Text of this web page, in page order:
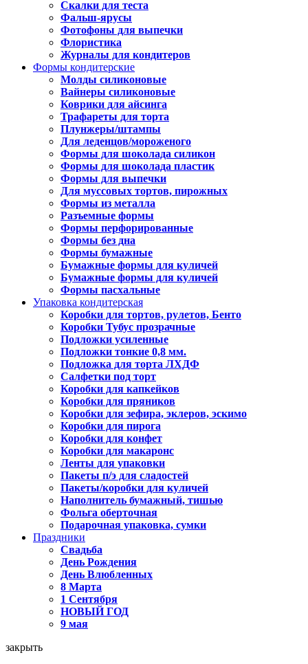
Скалки для теста
Фальш-ярусы
Фотофоны для выпечки
Флористика
Журналы для кондитеров
Формы кондитерские
Молды силиконовые
Вайнеры силиконовые
Коврики для айсинга
Трафареты для торта
Плунжеры/штампы
Для леденцов/мороженого
Формы для шоколада силикон
Формы для шоколада пластик
Формы для выпечки
Для муссовых тортов, пирожных
Формы из металла
Разъемные формы
Формы перфорированные
Формы без дна
Формы бумажные
Бумажные формы для куличей
Бумажные формы для куличей
Формы пасхальные
Упаковка кондитерская
Коробки для тортов, рулетов, Бенто
Коробки Тубус прозрачные
Подложки усиленные
Подложки тонкие 0,8 мм.
Подложка для торта ЛХДФ
Салфетки под торт
Коробки для капкейков
Коробки для пряников
Коробки для зефира, эклеров, эскимо
Коробки для пирога
Коробки для конфет
Коробки для макаронс
Ленты для упаковки
Пакеты п/э для сладостей
Пакеты/коробки для куличей
Наполнитель бумажный, тишью
Фольга оберточная
Подарочная упаковка, сумки
Праздники
Свадьба
День Рождения
День Влюбленных
8 Марта
1 Сентября
НОВЫЙ ГОД
9 мая
закрыть